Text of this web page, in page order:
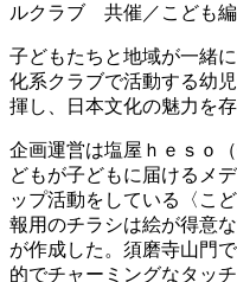
ルクラブ 共催／こども編
子どもたちと地域が一緒
化系クラブで活動する幼
揮し、日本文化の魅力を存
企画運営は塩屋ｈｅｓｏ
どもが子どもに届けるメ
ップ活動をしている〈こ
報用のチラシは絵が得意
が作成した。須磨寺山門
的でチャーミングなタッ